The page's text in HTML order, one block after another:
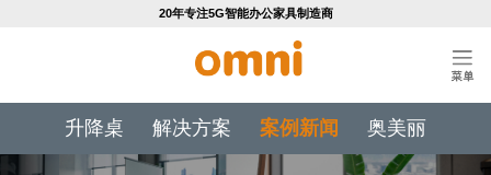
20年专注5G智能办公家具制造商
升降桌 解决方案 案例新闻 奥美丽